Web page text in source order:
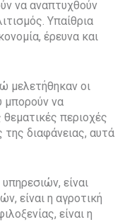
να αναπτυχθούν
Υπαίθρια
έρευνα και
μελετήθηκαν οι
μπορούν να
περιοχές
διαφάνειας, αυτά
είναι
είναι η αγροτική
είναι η